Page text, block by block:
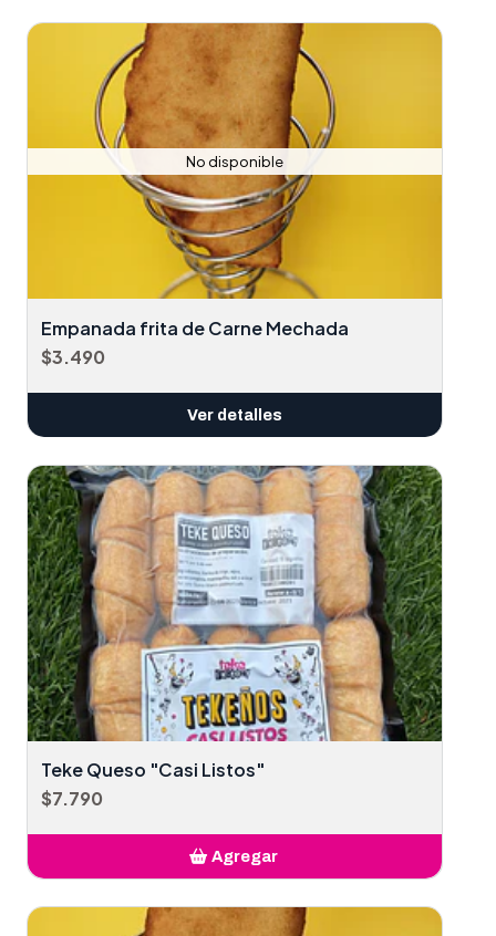
No disponible
Empanada frita de Carne Mechada
$3.490
Ver detalles
Teke Queso "Casi Listos"
$7.790
Agregar